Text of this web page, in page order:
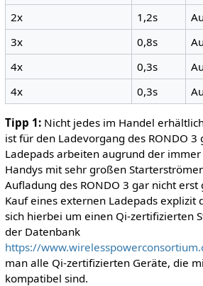
2x
1,2s
3x
0,8s
4x
0,3s
4x
0,3s
Tipp 1:Nicht jedes im Handel
ist für den Ladevorgang des RONDO 3
Ladepads arbeiten augrund der
Handys mit sehr großen
Aufladung des RONDO 3 gar nicht
Kauf eines externen Ladepads explizit
sich hierbei um einen Qi-zertifizierten
der Datenbank
https://
man alle Qi-zertifizierten Geräte, die
kompatibel sind.